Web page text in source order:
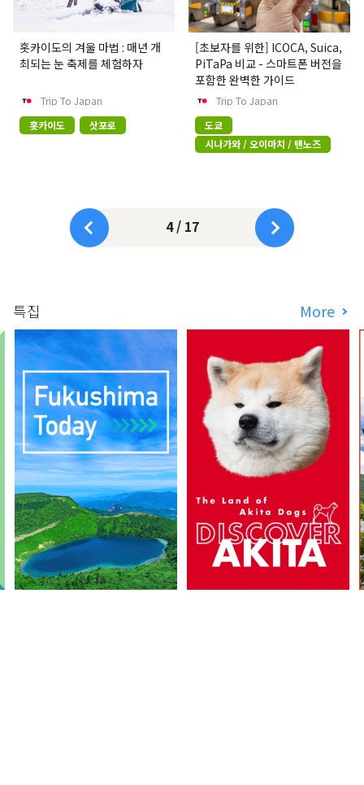
홋카이도의 겨울 마법 : 매년 개
최되는 눈 축제를 체험하자
Trip To Japan
홋카이도
삿포로
[초보자를 위한] ICOCA, Suica,
PiTaPa 비교 - 스마트폰 버전을
포함한 완벽한 가이드
Trip To Japan
도쿄
시나가와 / 오이마치 / 텐노즈
4 / 17
특집 More